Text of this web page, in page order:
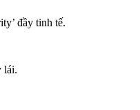
đầy tinh tế.
lái.